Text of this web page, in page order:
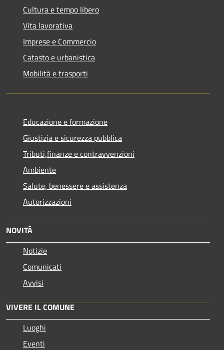
Cultura e tempo libero
Vita lavorativa
Imprese e Commercio
Catasto e urbanistica
Mobilità e trasporti
Educazione e formazione
Giustizia e sicurezza pubblica
Tributi,finanze e contravvenzioni
Ambiente
Salute, benessere e assistenza
Autorizzazioni
NOVITÀ
Notizie
Comunicati
Avvisi
VIVERE IL COMUNE
Luoghi
Eventi